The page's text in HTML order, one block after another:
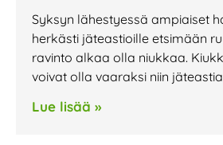
Syksyn lähestyessä ampiaiset
herkästi jäteastioille etsimään
ravinto alkaa olla niukkaa.
voivat olla vaaraksi niin
Lue lisää »